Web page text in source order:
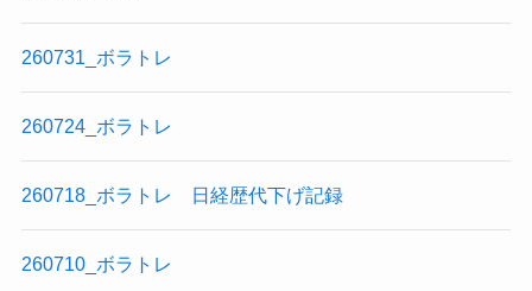
260731_ボラトレ
260724_ボラトレ
260718_ボラトレ 日経歴代下げ記録
260710_ボラトレ